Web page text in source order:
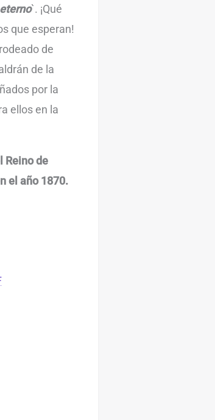
`. ¡Qué
que esperan!
de
de la
por la
ellos en la
Reino de
el año 1870.